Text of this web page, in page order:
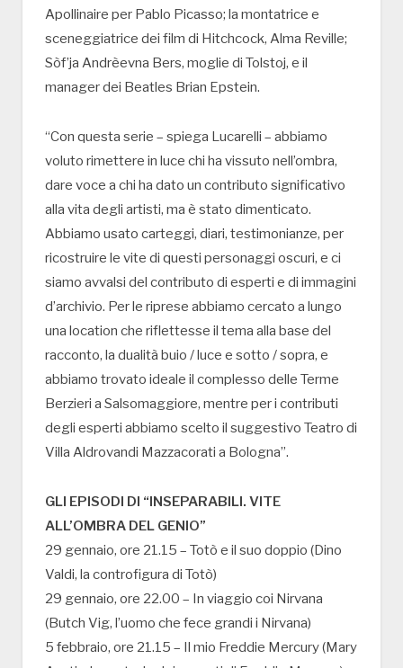
Apollinaire per Pablo Picasso; la montatrice e
sceneggiatrice dei film di Hitchcock, Alma Reville;
Sòf’ja Andrèevna Bers, moglie di Tolstoj, e il
manager dei Beatles Brian Epstein.
“Con questa serie – spiega Lucarelli – abbiamo
voluto rimettere in luce chi ha vissuto nell’ombra,
dare voce a chi ha dato un contributo significativo
alla vita degli artisti, ma è stato dimenticato.
Abbiamo usato carteggi, diari, testimonianze, per
ricostruire le vite di questi personaggi oscuri, e ci
siamo avvalsi del contributo di esperti e di immagini
d’archivio. Per le riprese abbiamo cercato a lungo
una location che riflettesse il tema alla base del
racconto, la dualità buio / luce e sotto / sopra, e
abbiamo trovato ideale il complesso delle Terme
Berzieri a Salsomaggiore, mentre per i contributi
degli esperti abbiamo scelto il suggestivo Teatro di
Villa Aldrovandi Mazzacorati a Bologna”.
GLI EPISODI DI “INSEPARABILI. VITE
ALL’OMBRA DEL GENIO”
29 gennaio, ore 21.15 – Totò e il suo doppio (Dino
Valdi, la controfigura di Totò)
29 gennaio, ore 22.00 – In viaggio coi Nirvana
(Butch Vig, l’uomo che fece grandi i Nirvana)
5 febbraio, ore 21.15 – Il mio Freddie Mercury (Mary